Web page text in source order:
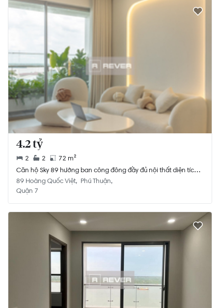
4.2 tỷ
2 2
72 m²
Căn hộ Sky 89 hướng ban công đông đầy đủ nội thất diện tích
72m²
89 Hoàng Quốc Việt
Phú Thuận
Quận 7